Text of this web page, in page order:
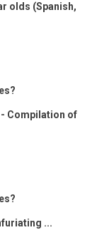
olds (Spanish,
Compilation of
...